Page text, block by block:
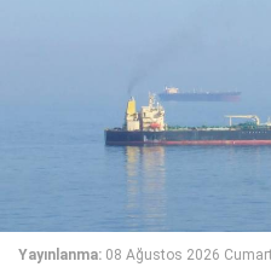
Yayınlanma: 08 Ağustos 2026